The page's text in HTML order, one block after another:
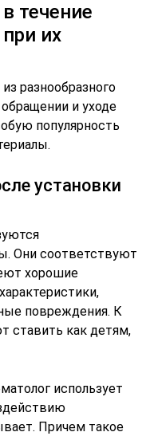
течение
их
разнообразного
и уходе
популярность
установки
Они соответствуют
хорошие
повреждения. К
ставить как детям,
использует
Причем такое